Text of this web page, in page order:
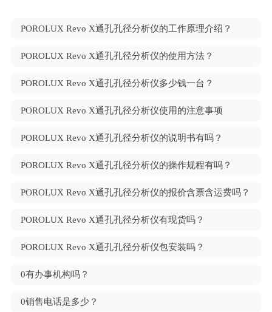
POROLUX Revo X通孔孔径分析仪的工作原理介绍？
POROLUX Revo X通孔孔径分析仪的使用方法？
POROLUX Revo X通孔孔径分析仪多少钱一台？
POROLUX Revo X通孔孔径分析仪使用的注意事项
POROLUX Revo X通孔孔径分析仪的说明书有吗？
POROLUX Revo X通孔孔径分析仪的操作规程有吗？
POROLUX Revo X通孔孔径分析仪的报价含票含运费吗？
POROLUX Revo X通孔孔径分析仪有现货吗？
POROLUX Revo X通孔孔径分析仪包安装吗？
0有办事机构吗？
0销售电话是多少？